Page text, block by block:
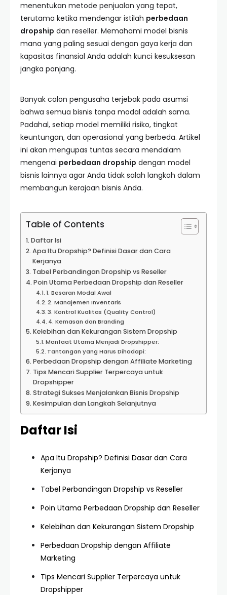
menentukan metode penjualan yang tepat,
terutama ketika mendengar istilah perbedaan
dropship dan reseller. Memahami model bisnis
mana yang paling sesuai dengan gaya kerja dan
kapasitas finansial Anda adalah kunci kesuksesan
jangka panjang.
Banyak calon pengusaha terjebak pada asumsi
bahwa semua bisnis tanpa modal adalah sama.
Padahal, setiap model memiliki risiko, tingkat
keuntungan, dan operasional yang berbeda. Artikel
ini akan mengupas tuntas secara mendalam
mengenai perbedaan dropship dengan model
bisnis lainnya agar Anda tidak salah langkah dalam
membangun kerajaan bisnis Anda.
Table of Contents
Daftar Isi
Apa Itu Dropship? Definisi Dasar dan Cara
Kerjanya
Tabel Perbandingan Dropship vs Reseller
Poin Utama Perbedaan Dropship dan Reseller
1. Besaran Modal Awal
2. Manajemen Inventaris
3. Kontrol Kualitas (Quality Control)
4. Kemasan dan Branding
Kelebihan dan Kekurangan Sistem Dropship
Manfaat Utama Menjadi Dropshipper:
Tantangan yang Harus Dihadapi:
Perbedaan Dropship dengan Affiliate Marketing
Tips Mencari Supplier Terpercaya untuk
Dropshipper
Strategi Sukses Menjalankan Bisnis Dropship
Kesimpulan dan Langkah Selanjutnya
Daftar Isi
Apa Itu Dropship? Definisi Dasar dan Cara
Kerjanya
Tabel Perbandingan Dropship vs Reseller
Poin Utama Perbedaan Dropship dan Reseller
Kelebihan dan Kekurangan Sistem Dropship
Perbedaan Dropship dengan Affiliate
Marketing
Tips Mencari Supplier Terpercaya untuk
Dropshipper